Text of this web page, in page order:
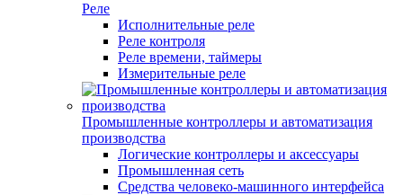
Реле
Исполнительные реле
Реле контроля
Реле времени, таймеры
Измерительные реле
Промышленные контроллеры и автоматизация
производства
Логические контроллеры и аксессуары
Промышленная сеть
Средства человеко-машинного интерфейса